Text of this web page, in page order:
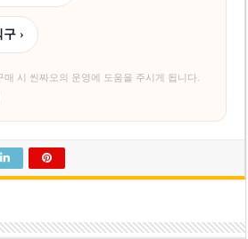
›
시 씬짜오의 운영에 도움을 주시게 됩니다.